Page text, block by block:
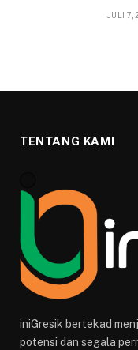
JULI 7,
TENTANG KAMI
iniGresik bertekad
potensi dan segala